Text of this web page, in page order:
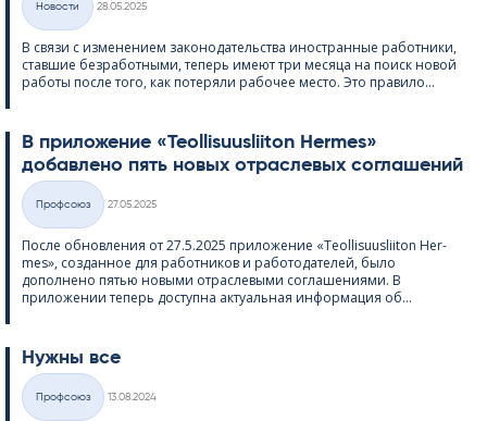
Категории
Hовости
28.05.2025
В связи с изменением законодательства иностранные работники,
ставшие безработными, теперь имеют три месяца на поиск новой
работы после того, как потеряли рабочее место. Это правило...
В приложение «Teol­li­suus­lii­ton Her­mes»
добавлено пять новых отраслевых соглашений
Категории
Профсоюз
27.05.2025
После обновления от 27.5.2025 приложение «Teol­li­suus­lii­ton Her­
mes», созданное для работников и работодателей, было
дополнено пятью новыми отраслевыми соглашениями. В
приложении теперь доступна актуальная информация об...
Нужны все
Категории
Профсоюз
13.08.2024